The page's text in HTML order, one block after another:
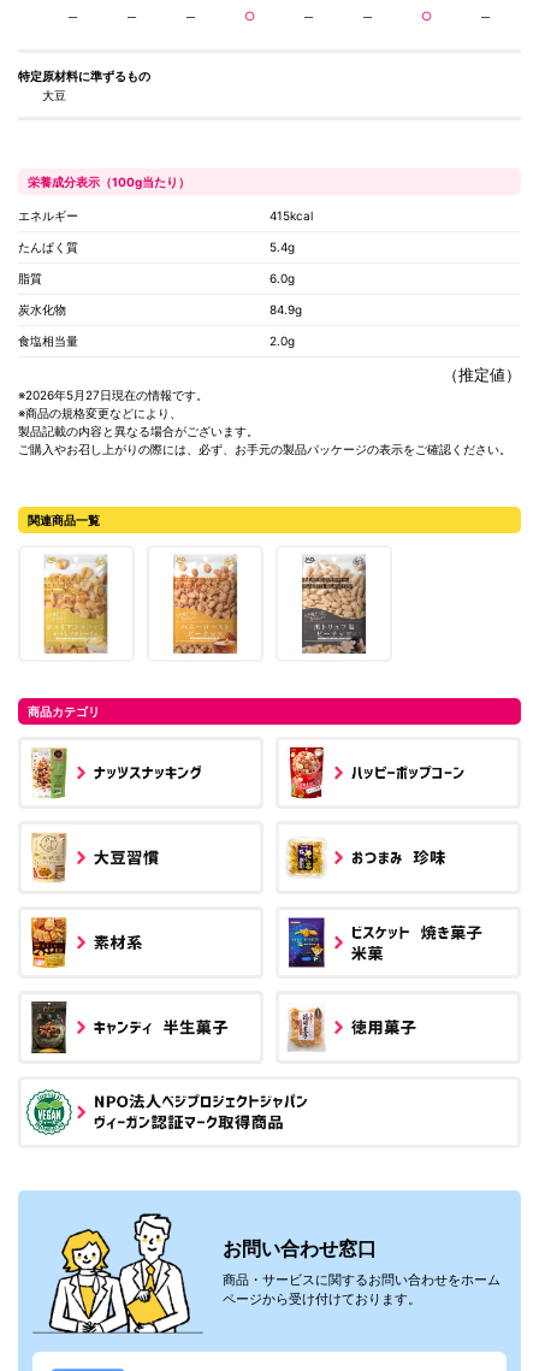
─ ─ ─ ○ ─ ─ ○ ─
特定原材料に準ずるもの
大豆
栄養成分表示（100g当たり）
エネルギー 415kcal
たんぱく質 5.4g
脂質 6.0g
炭水化物 84.9g
食塩相当量 2.0g
（推定値）
※2026年5月27日現在の情報です。
※商品の規格変更などにより、
製品記載の内容と異なる場合がございます。
ご購入やお召し上がりの際には、必ず、お手元の製品パッケージの表示をご確認ください。
関連商品一覧
商品カテゴリ
お問い合わせ窓口
商品・サービスに関するお問い合わせをホーム
ページから受け付けております。